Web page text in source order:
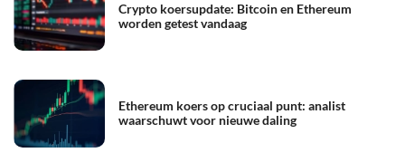
Crypto koersupdate: Bitcoin en Ethereum
worden getest vandaag
Ethereum koers op cruciaal punt: analist
waarschuwt voor nieuwe daling